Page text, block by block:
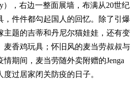
），右边一整面展墙，布满从20世纪
，件件都勾起国人的回忆。除了引爆
主题的吉蒂和丹尼尔猫娃娃，还有变
麦香鸡玩具；怀旧风的麦当劳叔叔与
情期间，麦当劳随外卖附赠的Jenga
过居家闭关防疫的日子。